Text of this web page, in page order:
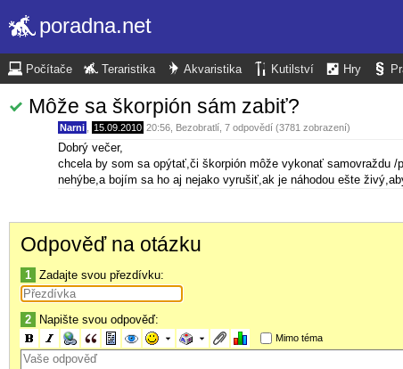
poradna.net
Počítače Teraristika Akvaristika Kutilství Hry
Môže sa škorpión sám zabiť?
Narni 15.09.2010 20:56 Bezobratlí , 7 odpovědí (3781 zobrazení)
Dobrý večer,
chcela by som sa opýtať,či škorpión môže vykonať samovraždu
nehýbe,a bojím sa ho aj nejako vyrušiť,ak je náhodou ešte
Odpověď na otázku
1 Zadajte svou přezdívku:
2 Napište svou odpověď:
Mimo téma